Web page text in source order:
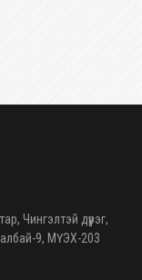
Чингэлтэй дүүрэг,
9, МҮЭХ-203